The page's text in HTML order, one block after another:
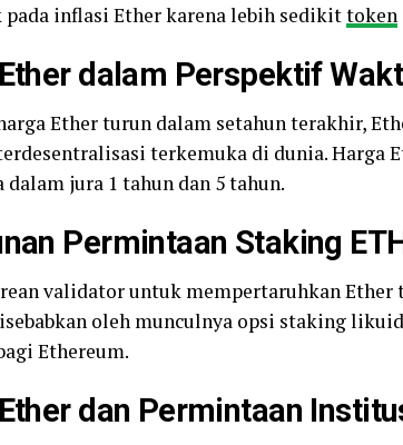
pada inflasi Ether karena lebih sedikittoken
dalam Perspektif
Ether turun dalam setahun terakhir,
terkemuka di dunia. Harga
jura 1 tahun dan 5 tahun.
Permintaan Staking
validator untuk mempertaruhkan Ether
oleh munculnya opsi staking
Ethereum.
dan Permintaan